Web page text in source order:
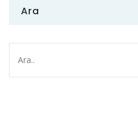
Ara